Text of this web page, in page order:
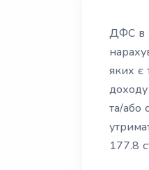
ДФС в
яких є
та/або
177.8